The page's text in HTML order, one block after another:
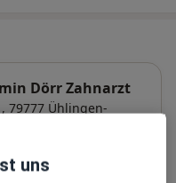
Dörr Zahnarzt
, 79777 Ühlingen-
uns